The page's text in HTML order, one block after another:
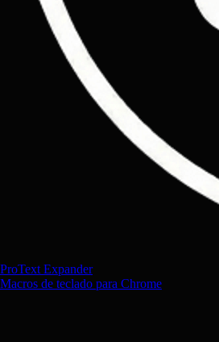
ProText Expander
Macros de teclado para Chrome